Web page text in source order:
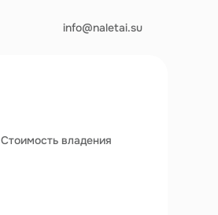
info@naletai.su
Cтоимость владения